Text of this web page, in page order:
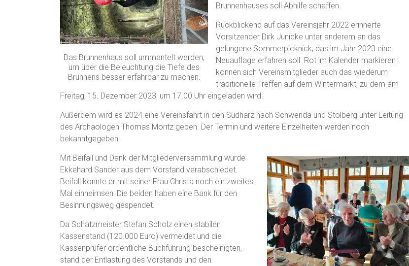
Das Brunnenhaus soll ummantelt werden,
um über die Beleuchtung die Tiefe des
Brunnens besser erfahrbar zu machen.
Brunnenhauses soll Abhilfe schaffen.
Rückblickend auf das Vereinsjahr 2022 erinnerte
Vorsitzender Dirk Junicke unter anderem an das
gelungene Sommerpicknick, das im Jahr 2023 eine
Neuauflage erfahren soll. Rot im Kalender markieren
können sich Vereinsmitglieder auch das wiederum
traditionelle Treffen auf dem Wintermarkt, zu dem am
Freitag, 15. Dezember 2023, um 17.00 Uhr eingeladen wird.
Außerdem wird es 2024 eine Vereinsfahrt in den Südharz nach Schwenda und Stolberg unter Leitung
des Archäologen Thomas Moritz geben. Der Termin und weitere Einzelheiten werden noch
bekanntgegeben.
Mit Beifall und Dank der Mitgliederversammlung wurde
Ekkehard Sander aus dem Vorstand verabschiedet.
Beifall konnte er mit seiner Frau Christa noch ein zweites
Mal einheimsen: Die beiden haben eine Bank für den
Besinnungsweg gespendet.
Da Schatzmeister Stefan Scholz einen stabilen
Kassenstand (120.000 Euro) vermeldet und die
Kassenprüfer ordentliche Buchführung bescheinigten,
stand der Entlastung des Vorstands und den